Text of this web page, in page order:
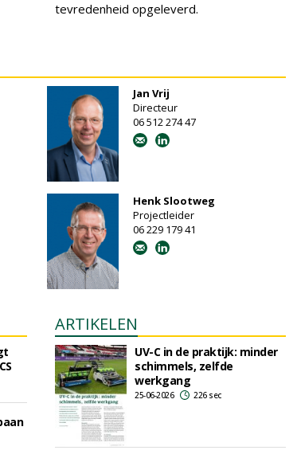
tevredenheid opgeleverd.
Jan Vrij
Directeur
06 512 274 47
Henk Slootweg
Projectleider
06 229 179 41
ARTIKELEN
UV-C in de praktijk: minder
schimmels, zelfde
werkgang
25-06-2026 226 sec